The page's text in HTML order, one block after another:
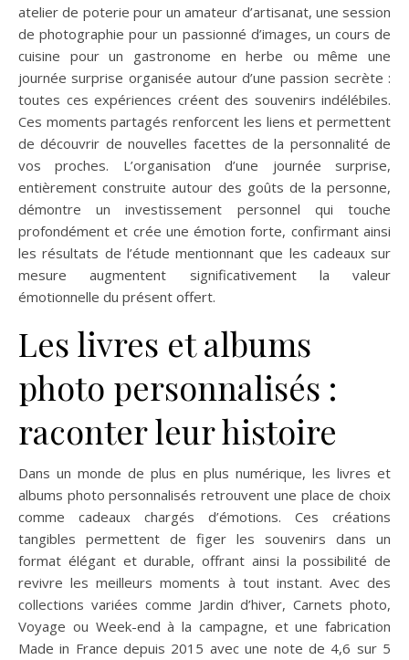
atelier de poterie pour un amateur d’artisanat, une session
de photographie pour un passionné d’images, un cours de
cuisine pour un gastronome en herbe ou même une
journée surprise organisée autour d’une passion secrète :
toutes ces expériences créent des souvenirs indélébiles.
Ces moments partagés renforcent les liens et permettent
de découvrir de nouvelles facettes de la personnalité de
vos proches. L’organisation d’une journée surprise,
entièrement construite autour des goûts de la personne,
démontre un investissement personnel qui touche
profondément et crée une émotion forte, confirmant ainsi
les résultats de l’étude mentionnant que les cadeaux sur
mesure augmentent significativement la valeur
émotionnelle du présent offert.
Les livres et albums
photo personnalisés :
raconter leur histoire
Dans un monde de plus en plus numérique, les livres et
albums photo personnalisés retrouvent une place de choix
comme cadeaux chargés d’émotions. Ces créations
tangibles permettent de figer les souvenirs dans un
format élégant et durable, offrant ainsi la possibilité de
revivre les meilleurs moments à tout instant. Avec des
collections variées comme Jardin d’hiver, Carnets photo,
Voyage ou Week-end à la campagne, et une fabrication
Made in France depuis 2015 avec une note de 4,6 sur 5